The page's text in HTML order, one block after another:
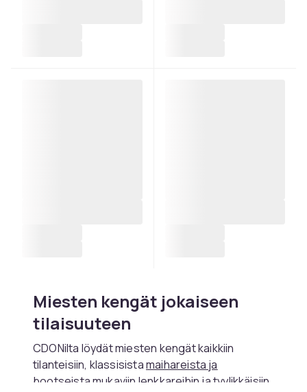
Miesten kengät jokaiseen
tilaisuuteen
CDONilta löydät miesten kengät kaikkiin
tilanteisiin, klassisistamaihareista ja
bootseistamukaviin lenkkareihin ja tyylikkäisiin